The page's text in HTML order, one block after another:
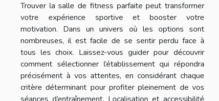
Trouver la salle de fitness parfaite peut transformer
votre expérience sportive et booster votre
motivation. Dans un univers où les options sont
nombreuses, il est facile de se sentir perdu face à
tous les choix. Laissez-vous guider pour découvrir
comment sélectionner l’établissement qui répondra
précisément à vos attentes, en considérant chaque
critère déterminant pour profiter pleinement de vos